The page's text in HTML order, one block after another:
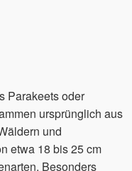
Parakeets oder
ursprünglich aus
und
etwa 18 bis 25 cm
Besonders